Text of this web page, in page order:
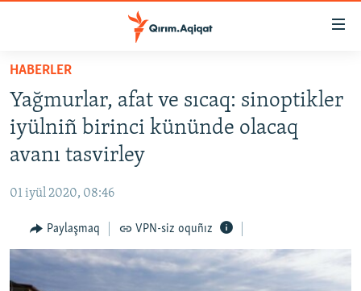
Esas
qaytmaq
Baş
navigatsiyağa
qaytmaq
Qıdıruvğa
qaytmaq
SİYASET
İQTİSADİYAT
MEDENİYET
İNSAN AQLARI
VİDEO
HABERLER
Yağmurlar, afat ve sıcaq: sinoptikler
iyülniñ birinci kününde olacaq
avanı tasvirley
01 iyül 2020, 08:46
Paylaşmaq VPN-siz oquñız